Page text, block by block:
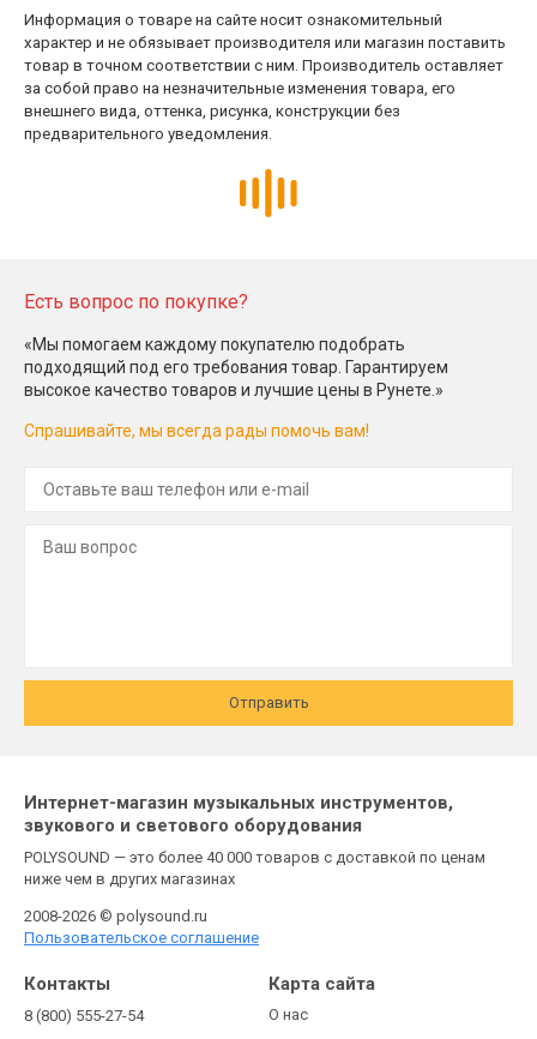
Информация о товаре на сайте носит ознакомительный
характер и не обязывает производителя или магазин поставить
товар в точном соответствии с ним. Производитель оставляет
за собой право на незначительные изменения товара, его
внешнего вида, оттенка, рисунка, конструкции без
предварительного уведомления.
Есть вопрос по покупке?
«Мы помогаем каждому покупателю подобрать
подходящий под его требования товар. Гарантируем
высокое качество товаров и лучшие цены в Рунете.»
Спрашивайте, мы всегда рады помочь вам!
Отправить
Интернет-магазин музыкальных инструментов,
звукового и светового оборудования
POLYSOUND — это более 40 000 товаров с доставкой по ценам
ниже чем в других магазинах
2008-2026 © polysound.ru
Пользовательское соглашение
Контакты
8 (800) 555-27-54
Карта сайта
О нас